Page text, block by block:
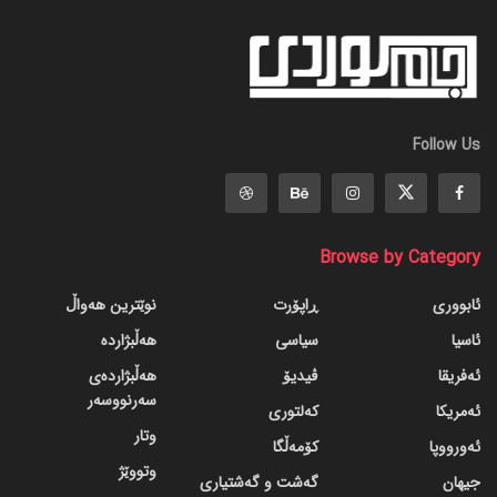
Follow Us
Browse by Category
ئابووری
ئاسیا
ئەفریقا
ئەمریکا
ئەورووپا
جیهان
ڕاپۆرت
سیاسی
ڤیدیۆ
کەلتوری
کۆمەڵگا
گه‌شت و گه‌شتیاری
نوێترین هەواڵ
هەڵبژاردە
هەڵبژاردەی
سەرنووسەر
وتار
وتووێژ